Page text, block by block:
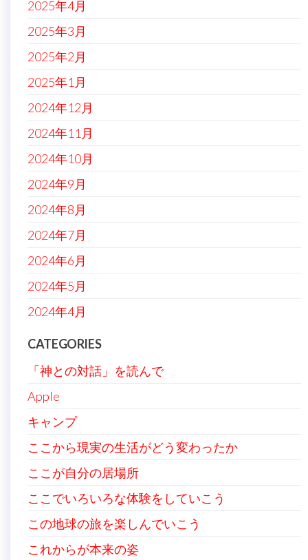
2025年4月
2025年3月
2025年2月
2025年1月
2024年12月
2024年11月
2024年10月
2024年9月
2024年8月
2024年7月
2024年6月
2024年5月
2024年4月
CATEGORIES
「神との対話」を読んで
Apple
キャンプ
ここから現実の生活がどう変わったか
ここが自分の居場所
ここでいろいろな体験をしていこう
この地球の旅を楽しんでいこう
これからが本来の姿